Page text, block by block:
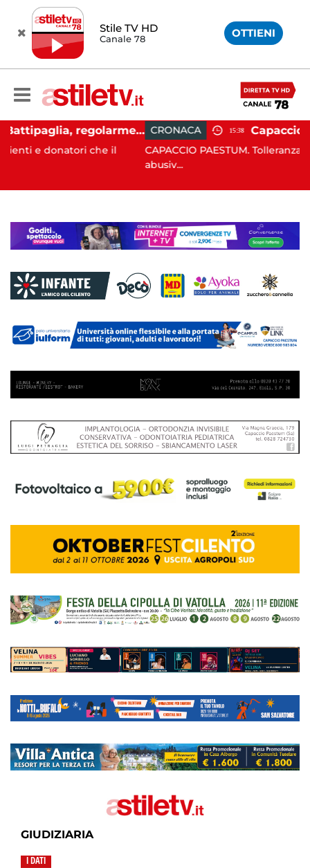
Stile TV HD
Canale 78 OTTIENI
Ospedale Battipaglia, regolarmente in funzione il Servizio Trasfusionale CRONACA 15:38
CAPACCIO PAESTUM. Tolleranza zero contro
GIUDIZIARIA
I DATI